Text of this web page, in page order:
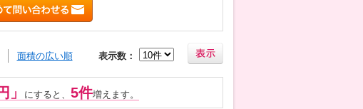
面積の広い順 表示数：
」 にすると、 5件増えます。